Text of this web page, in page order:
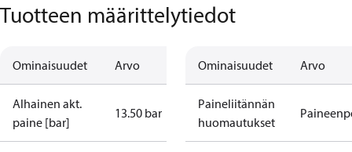
Tuotteen määrittelytiedot
Ominaisuudet Arvo
Alhainen akt.
paine [bar]
13.50 bar
Ominaisuudet Arvo
Paineliitännän
huomautukset